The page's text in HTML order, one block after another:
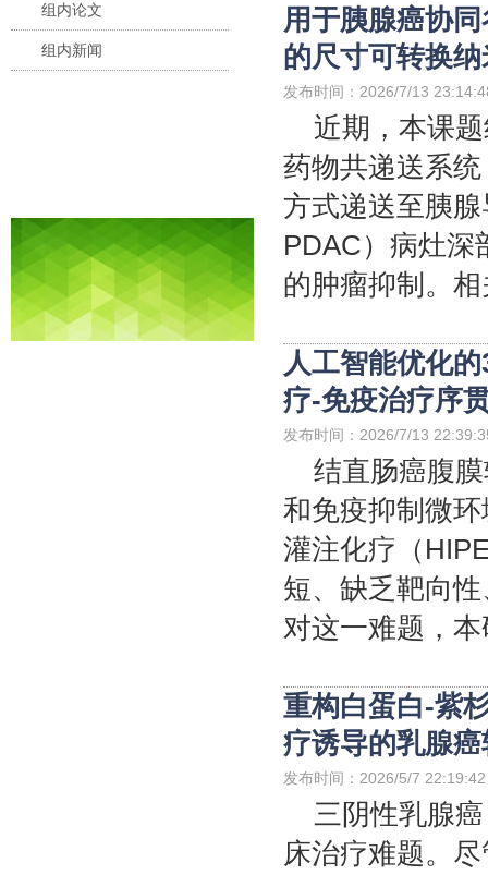
组内论文
组内新闻
用于胰腺癌协
的尺寸可转换
发布时间：2026/7/13
近期，本课
药物共递送系
方式递送至胰
PDAC）病灶深
的肿瘤抑制。
人工智能优化
疗-免疫治疗序
发布时间：2026/7/13
结直肠癌腹
和免疫抑制微
灌注化疗（
短、缺乏靶向
对这一难题，
重构白蛋白-紫
疗诱导的乳腺
发布时间：2026/5/7 22:19:42
三阴性乳腺
床治疗难题。